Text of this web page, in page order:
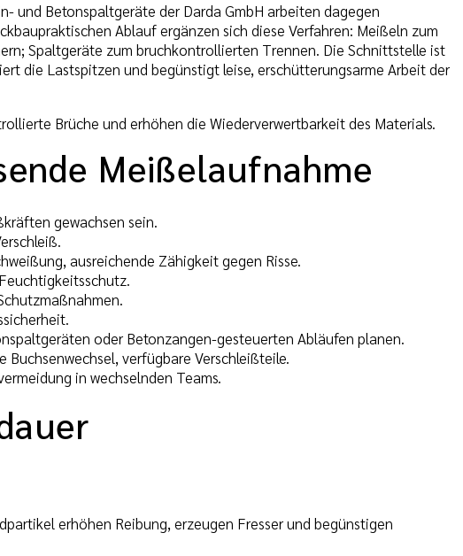
und Betonspaltgeräte der Darda GmbH arbeiten dagegen
Ablauf ergänzen sich diese Verfahren: Meißeln zum
Spaltgeräte zum bruchkontrollierten Trennen. Die Schnittstelle ist
die Lastspitzen und begünstigt leise, erschütterungsarme Arbeit der
Brüche und erhöhen die Wiederverwertbarkeit des Materials.
Meißelaufnahme
gewachsen sein.
ausreichende Zähigkeit gegen Risse.
oder Betonzangen-gesteuerten Abläufen planen.
verfügbare Verschleißteile.
in wechselnden Teams.
erhöhen Reibung, erzeugen Fresser und begünstigen